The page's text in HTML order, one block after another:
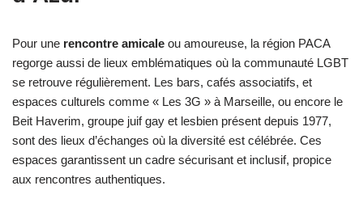
Pour une rencontre amicale ou amoureuse, la région PACA
regorge aussi de lieux emblématiques où la communauté LGBT
se retrouve régulièrement. Les bars, cafés associatifs, et
espaces culturels comme « Les 3G » à Marseille, ou encore le
Beit Haverim, groupe juif gay et lesbien présent depuis 1977,
sont des lieux d’échanges où la diversité est célébrée. Ces
espaces garantissent un cadre sécurisant et inclusif, propice
aux rencontres authentiques.